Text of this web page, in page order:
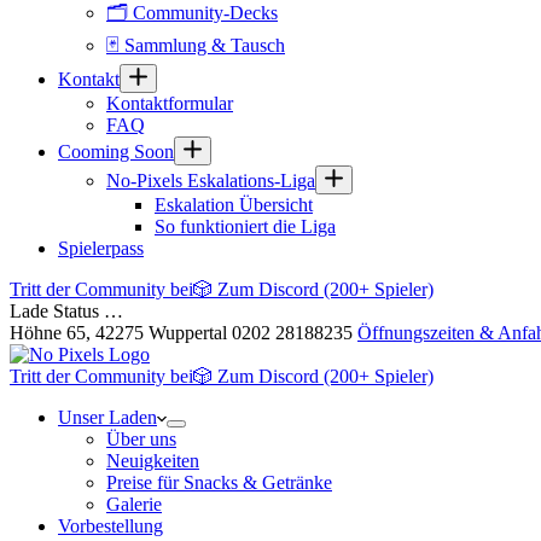
🗂 Community-Decks
🃏 Sammlung & Tausch
Kontakt
Kontaktformular
FAQ
Cooming Soon
No-Pixels Eskalations-Liga
Eskalation Übersicht
So funktioniert die Liga
Spielerpass
Tritt der Community bei🎲 Zum Discord (200+ Spieler)
Lade Status …
Höhne 65, 42275 Wuppertal 0202 28188235 Öffnungszeiten &
Tritt der Community bei🎲 Zum Discord (200+ Spieler)
Unser Laden
Über uns
Neuigkeiten
Preise für Snacks & Getränke
Galerie
Vorbestellung